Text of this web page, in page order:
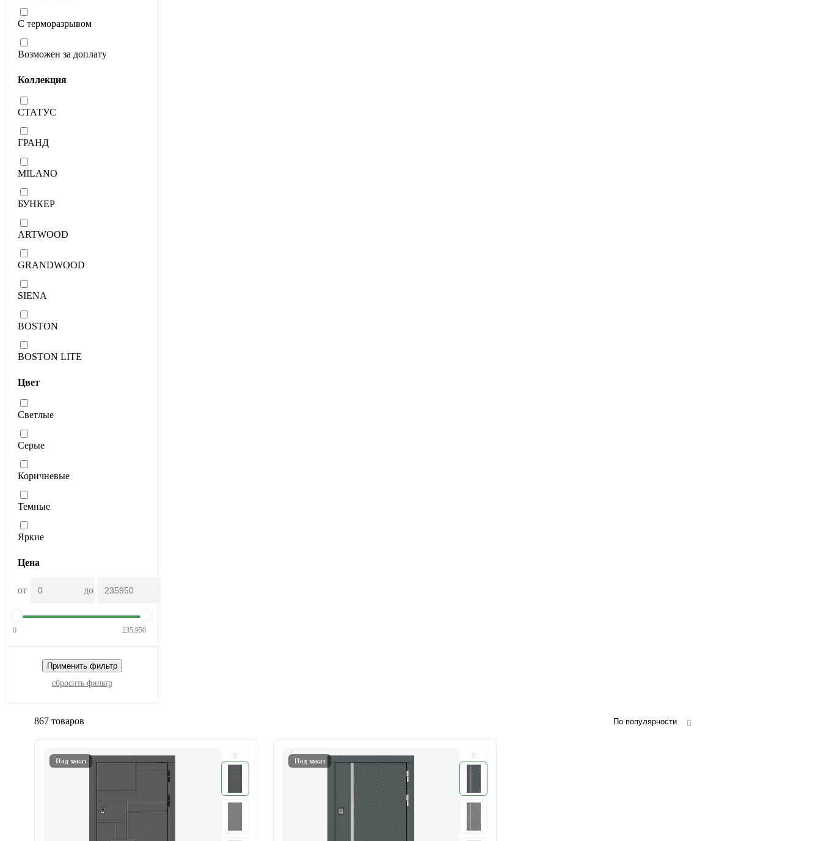
С терморазрывом
Возможен за доплату
Коллекция
СТАТУС
ГРАНД
MILANO
БУНКЕР
ARTWOOD
GRANDWOOD
SIENA
BOSTON
BOSTON LITE
Цвет
Светлые
Серые
Коричневые
Темные
Яркие
Цена
от до
0 235,950
Применить фильтр
сбросить фильтр
867 товаров По популярности
Под заказ Под заказ